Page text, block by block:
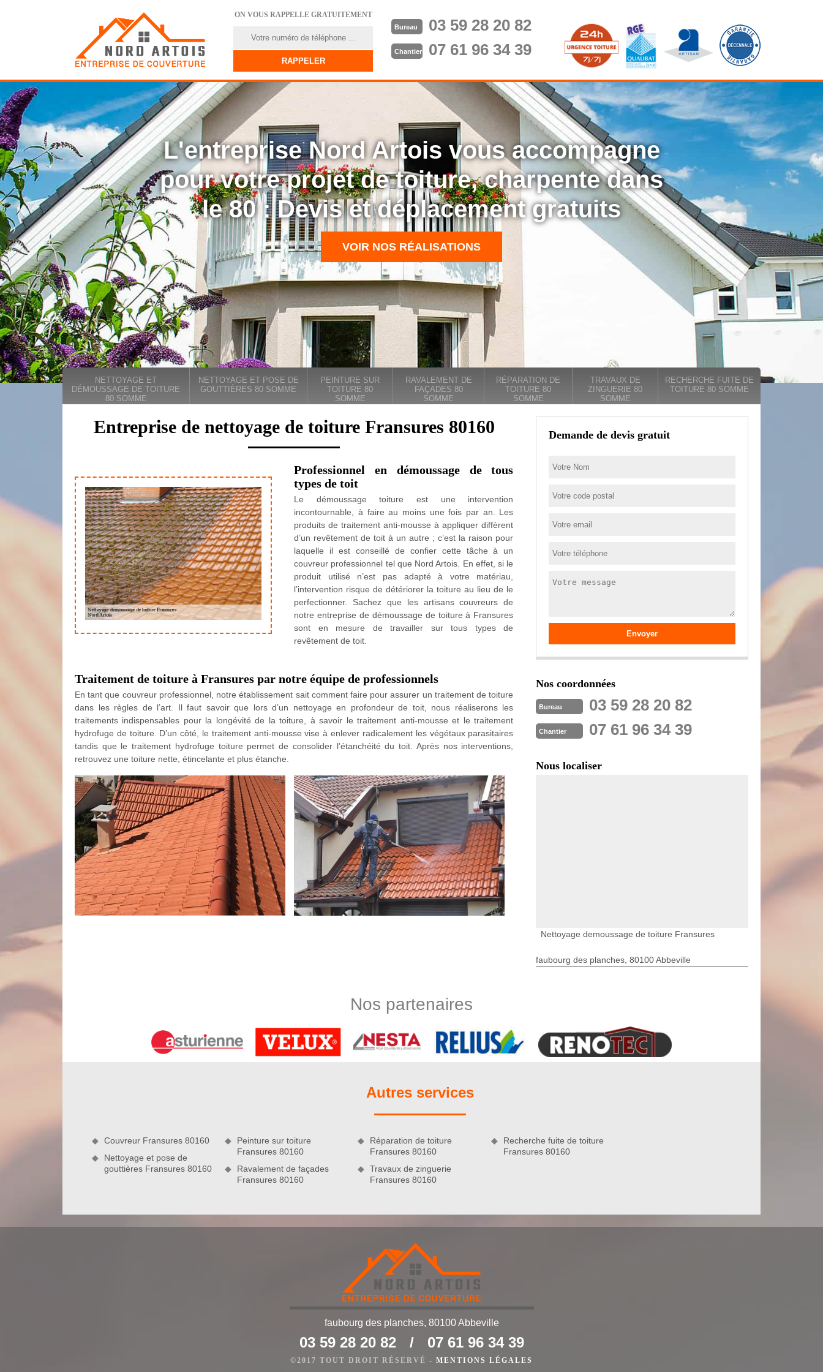
ON VOUS RAPPELLE GRATUITEMENT
Bureau 03 59 28 20 82
Chantier 07 61 96 34 39
L'entreprise Nord Artois vous accompagne
pour votre projet de toiture, charpente dans
le 80 : Devis et déplacement gratuits
VOIR NOS RÉALISATIONS
NETTOYAGE ET
DÉMOUSSAGE DE TOITURE
80 SOMME
NETTOYAGE ET POSE DE
GOUTTIÈRES 80 SOMME
PEINTURE SUR
TOITURE 80
SOMME
RAVALEMENT DE
FAÇADES 80
SOMME
RÉPARATION DE
TOITURE 80
SOMME
TRAVAUX DE
ZINGUERIE 80
SOMME
RECHERCHE FUITE DE
TOITURE 80 SOMME
Entreprise de nettoyage de toiture Fransures 80160
Professionnel en démoussage de tous
types de toit
Le démoussage toiture est une intervention
incontournable, à faire au moins une fois par an. Les
produits de traitement anti-mousse à appliquer diffèrent
d’un revêtement de toit à un autre ; c’est la raison pour
laquelle il est conseillé de confier cette tâche à un
couvreur professionnel tel que Nord Artois. En effet, si le
produit utilisé n’est pas adapté à votre matériau,
l’intervention risque de détériorer la toiture au lieu de le
perfectionner. Sachez que les artisans couvreurs de
notre entreprise de démoussage de toiture à Fransures
sont en mesure de travailler sur tous types de
revêtement de toit.
Traitement de toiture à Fransures par notre équipe de professionnels
En tant que couvreur professionnel, notre établissement sait comment faire pour assurer un traitement de toiture
dans les règles de l’art. Il faut savoir que lors d’un nettoyage en profondeur de toit, nous réaliserons les
traitements indispensables pour la longévité de la toiture, à savoir le traitement anti-mousse et le traitement
hydrofuge de toiture. D’un côté, le traitement anti-mousse vise à enlever radicalement les végétaux parasitaires
tandis que le traitement hydrofuge toiture permet de consolider l’étanchéité du toit. Après nos interventions,
retrouvez une toiture nette, étincelante et plus étanche.
de nos artisans couvreurs. Vous pouvez donc faire un peu d’économie puisque vous n’aurez pas à débourser les
déplacements de nos couvreurs munis de leurs outils de travail, de leurs équipements et autre. Cette gratuité
Entreprise de couverture à Fransures 80160 : Nord Artois
démoussage de toiture près de chez vous. Implanté dans la ville de Fransures 80160, notre établissement
revêtement de toit. Nous allons donner un nouvel aspect à votre toiture en lui permettant de retrouver sa
nettoyer votre toiture de façon convenable. N’hésitez pas à nous confier votre projet.
Nous utilisons uniquement des produits d’entretien de qualité
adapté. De plus, pour que le résultat soit vraiment palpable, les produits anti-mousses ainsi que les produits
Demande de devis gratuit
Nos coordonnées
Bureau 03 59 28 20 82
Chantier 07 61 96 34 39
Nous localiser
Nettoyage demoussage de toiture Fransures
faubourg des planches, 80100 Abbeville
Nos partenaires
Autres services
Couvreur Fransures 80160
Nettoyage et pose de
gouttières Fransures 80160
Peinture sur toiture
Fransures 80160
Ravalement de façades
Fransures 80160
Réparation de toiture
Fransures 80160
Travaux de zinguerie
Fransures 80160
Recherche fuite de toiture
Fransures 80160
faubourg des planches, 80100 Abbeville
03 59 28 20 82 / 07 61 96 34 39
©2017 TOUT DROIT RÉSERVÉ - MENTIONS LÉGALES